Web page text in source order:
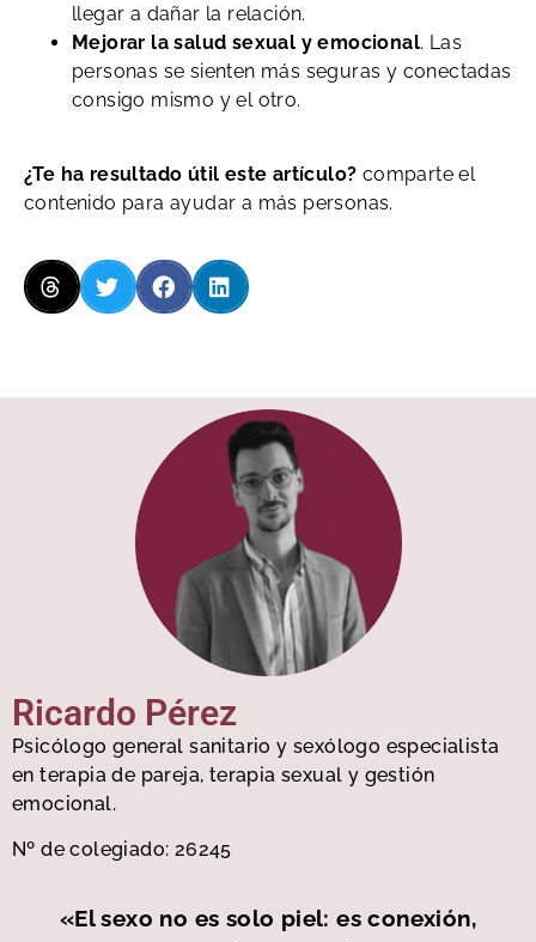
llegar a dañar la relación.
Mejorar la salud sexual y emocional. Las
personas se sienten más seguras y conectadas
consigo mismo y el otro.
¿Te ha resultado útil este artículo? comparte el
contenido para ayudar a más personas.
Ricardo Pérez
Psicólogo general sanitario y sexólogo especialista
en terapia de pareja, terapia sexual y gestión
emocional.
Nº de colegiado: 26245
«El sexo no es solo piel: es conexión,